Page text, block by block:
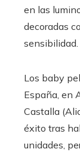
en las
decoradas
Los baby
España, en
Castalla
éxito tras
unidades,